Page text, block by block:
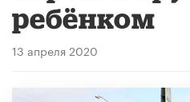
ребёнком
13 апреля 2020